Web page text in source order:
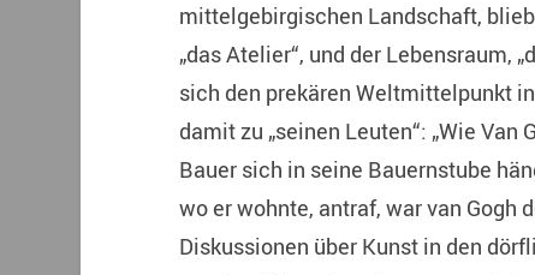
mittelgebirgischen Landschaft,
„das Atelier“, und der Lebensraum,
sich den prekären Weltmittelpunkt
damit zu „seinen Leuten“: „Wie
Bauer sich in seine Bauernstube
wo er wohnte, antraf, war van Gogh
Diskussionen über Kunst in den